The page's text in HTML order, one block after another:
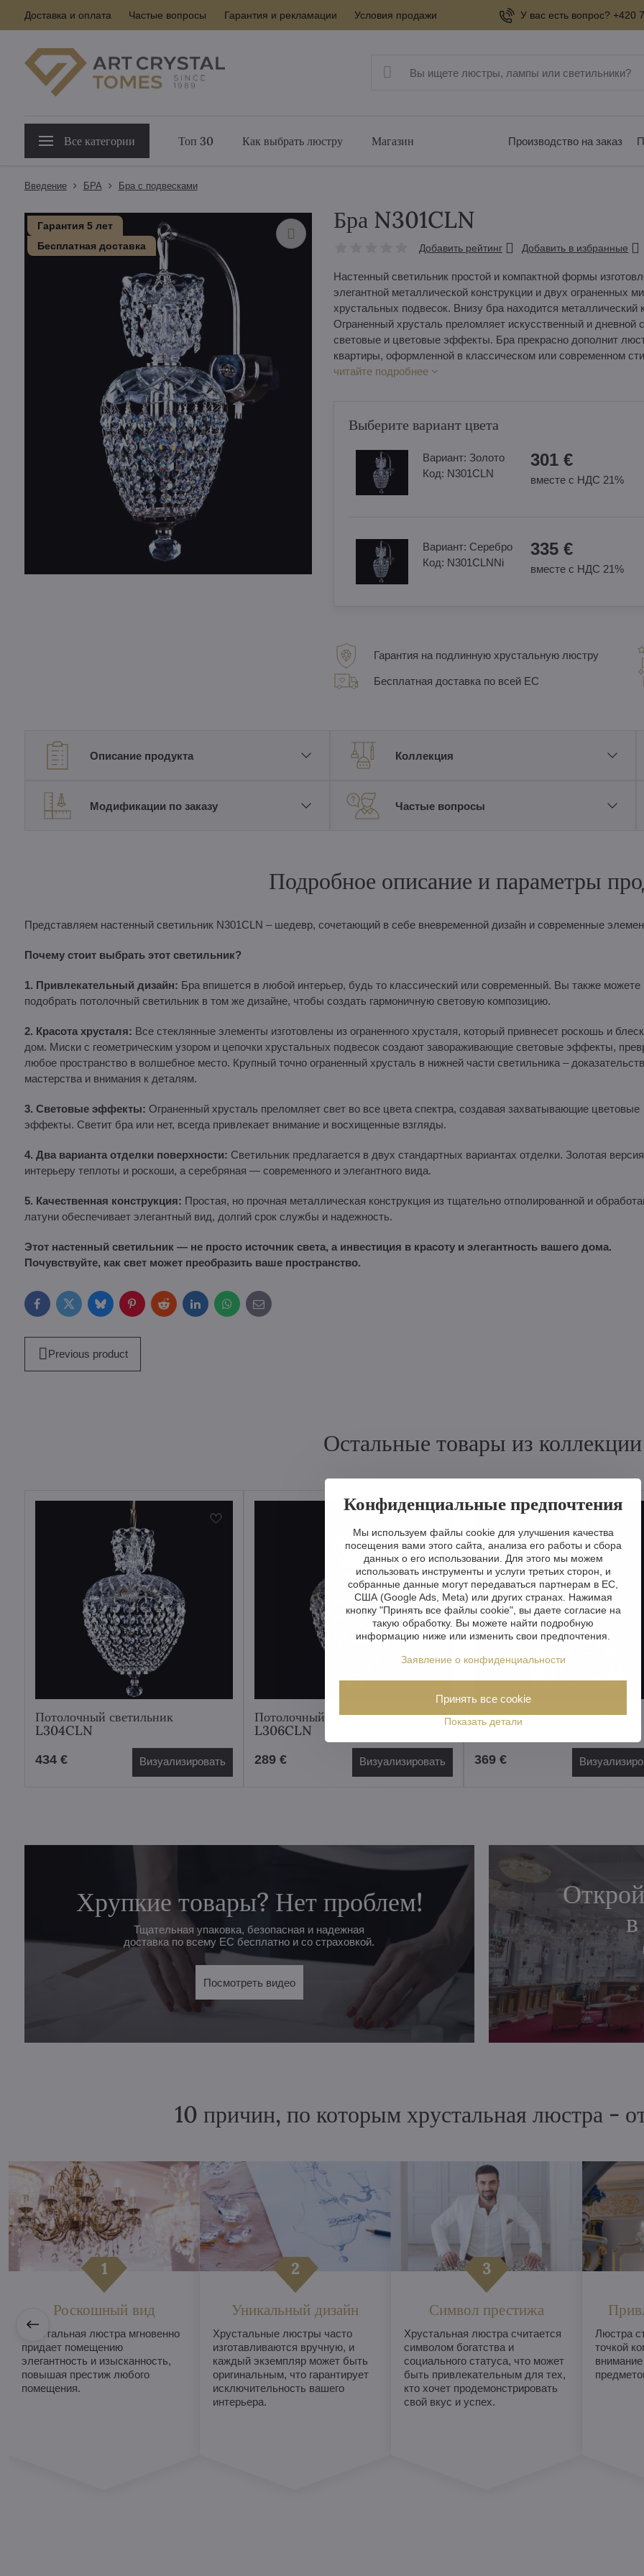
Доставка и оплата Частые вопросы Гарантия и рекламации Условия продажи У вас есть вопрос?
Все категории Топ 30 Как выбрать люстру Магазин Производство на заказ
Введение БPA Бра с подвесками
Гарантия 5 лет
Бесплатная доставка
Бра N301CLN
Добавить рейтинг Добавить в избранные
Настенный светильник простой и компактной формы
элегантной металлической конструкции и двух ограненных
хрустальных подвесок. Внизу бра находится
Ограненный хрусталь преломляет искусственный и дневной
световые и цветовые эффекты. Бра прекрасно дополнит
квартиры, оформленной в классическом или современном
читайте подробнее
Выберите вариант цвета
Вариант: Золотo
Код: N301CLN
301 €
вместе с НДС 21%
Вариант: Cеребро
Код: N301CLNNi
335 €
вместе с НДС 21%
Гарантия на подлинную хрустальную люстру
Бесплатная доставка по всей ЕС
Описание продукта Коллекция
Модификации по заказу Частые вопросы
Подробное описание и параметры
Представляем настенный светильник N301CLN – шедевр, сочетающий в себе вневременной дизайн и современные
Почему стоит выбрать этот светильник?
1. Привлекательный дизайн: Бра впишется в любой интерьер, будь то классический или современный. Вы также можете
подобрать потолочный светильник в том же дизайне, чтобы создать гармоничную световую композицию.
2. Красота хрусталя: Все стеклянные элементы изготовлены из ограненного хрусталя, который привнесет роскошь и
дом. Миски с геометрическим узором и цепочки хрустальных подвесок создают завораживающие световые эффекты,
любое пространство в волшебное место. Крупный точно ограненный хрусталь в нижней части светильника –
мастерства и внимания к деталям.
3. Световые эффекты: Ограненный хрусталь преломляет свет во все цвета спектра, создавая захватывающие цветовые
эффекты. Светит бра или нет, всегда привлекает внимание и восхищенные взгляды.
4. Два варианта отделки поверхности: Светильник предлагается в двух стандартных вариантах отделки. Золотая
интерьеру теплоты и роскоши, а серебряная — современного и элегантного вида.
5. Качественная конструкция: Простая, но прочная металлическая конструкция из тщательно отполированной и
латуни обеспечивает элегантный вид, долгий срок службы и надежность.
Этот настенный светильник — не просто источник света, а инвестиция в красоту и элегантность вашего дома.
Почувствуйте, как свет может преобразить ваше пространство.
FacebookTwitterBlueskyPinterestRedditLinkedInWhatsApp
E-
mail
Previous product
Остальные товары из коллекции
Потолочный светильник
L304CLN
434 € Визуализировать
Потолочный светильник
L306CLN
289 € Визуализировать
Потолочный светильник
L294CLN
369 €
Хрупкие товары? Нет проблем!
Тщательная упаковка, безопасная и надежная
доставка по всему ЕС бесплатно и со страховкой.
Посмотреть видео
10 причин, по которым хрустальная люстра -
Роскошный вид
Хрустальная люстра мгновенно
придает помещению
элегантность и изысканность,
повышая престиж любого
помещения.
Уникальный дизайн
Хрустальные люстры часто
изготавливаются вручную, и
каждый экземпляр может быть
оригинальным, что гарантирует
исключительность вашего
интерьера.
Символ престижа
Хрустальная люстра считается
символом богатства и
социального статуса, что может
быть привлекательным для тех,
кто хочет продемонстрировать
свой вкус и успех.
Люстра
точкой
Конфиденциальные предпочтения
Мы используем файлы cookie для улучшения качества
посещения вами этого сайта, анализа его работы и сбора
данных о его использовании. Для этого мы можем
использовать инструменты и услуги третьих сторон, и
собранные данные могут передаваться партнерам в ЕС,
США (Google Ads, Meta) или других странах. Нажимая
кнопку "Принять все файлы cookie", вы даете согласие на
такую обработку. Вы можете найти подробную
информацию ниже или изменить свои предпочтения.
Заявление о конфиденциальности
Показать детали
Принять все cookie